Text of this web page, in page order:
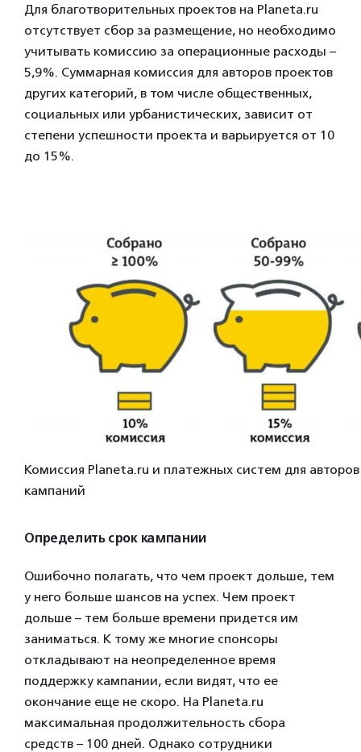
Для благотворительных проектов на Planeta.ru
отсутствует сбор за размещение, но необходимо
учитывать комиссию за операционные расходы –
5,9%. Суммарная комиссия для авторов проектов
других категорий, в том числе общественных,
социальных или урбанистических, зависит от
степени успешности проекта и варьируется от 10
до 15%.
Комиссия Planeta.ru и платежных систем для
кампаний
Определить срок кампании
Ошибочно полагать, что чем проект дольше, тем
у него больше шансов на успех. Чем проект
дольше – тем больше времени придется им
заниматься. К тому же многие спонсоры
откладывают на неопределенное время
поддержку кампании, если видят, что ее
окончание еще не скоро. На Planeta.ru
максимальная продолжительность сбора
средств – 100 дней. Однако сотрудники